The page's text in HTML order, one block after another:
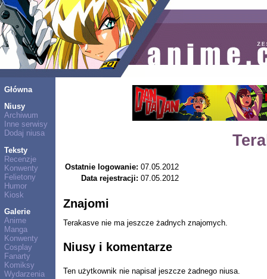
Główna
Niusy
Archiwum
Inne serwisy
Dodaj niusa
Teksty
Recenzje
Konwenty
Felietony
Humor
Kiosk
Galerie
Anime
Manga
Konwenty
Cosplay
Fanarty
Komiksy
Wydarzenia
Ostatnie logowanie: 07.05.2012
Data rejestracji: 07.05.2012
Znajomi
Terakasve nie ma jeszcze żadnych znajomych.
Niusy i komentarze
Ten użytkownik nie napisał jeszcze żadnego niusa.